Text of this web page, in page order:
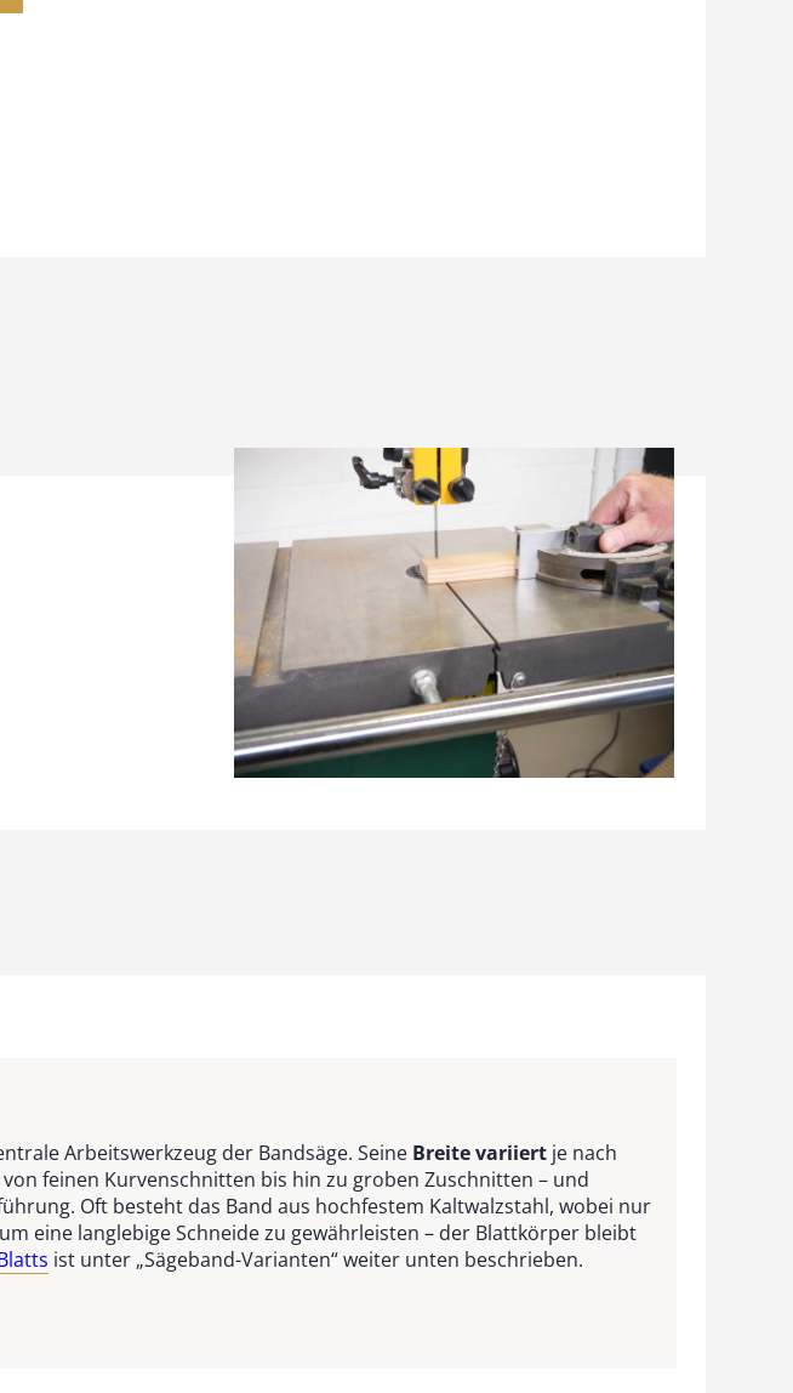
Arbeitswerkzeug der Bandsäge. Seine Breite variiert je nach
feinen Kurvenschnitten bis hin zu groben Zuschnitten – und
Oft besteht das Band aus hochfestem Kaltwalzstahl, wobei nur
eine langlebige Schneide zu gewährleisten – der Blattkörper bleibt
ist unter „Sägeband-Varianten“ weiter unten beschrieben.